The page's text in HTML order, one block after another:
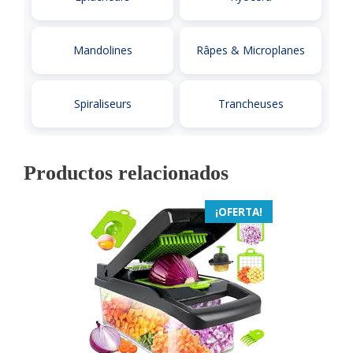
Mandolines Râpes & Microplanes
Spiraliseurs Trancheuses
Productos relacionados
¡OFERTA!